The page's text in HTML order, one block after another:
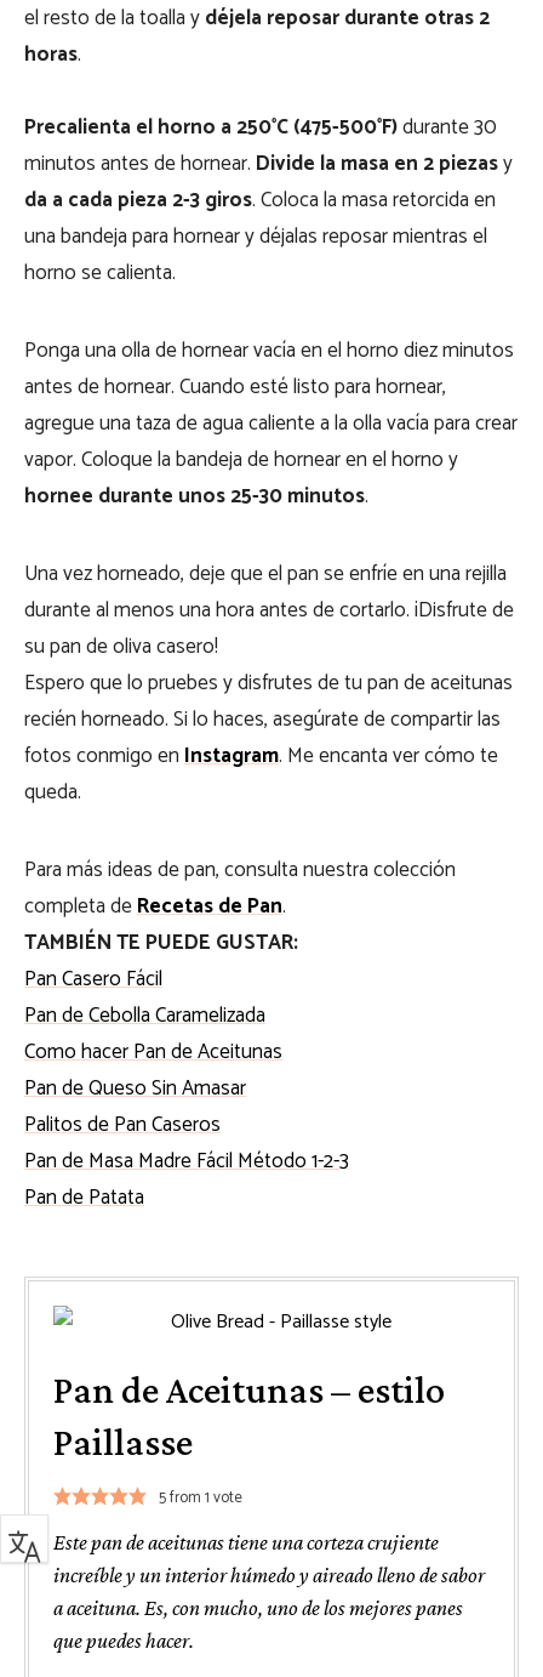
el resto de la toalla ydéjela reposar durante otras 2
horas.
Precalienta el horno a 250°C (475-500°F)durante 30
minutos antes de hornear. Divide la masa en 2 piezasy
da a cada pieza 2-3 giros. Coloca la masa retorcida en
una bandeja para hornear y déjalas reposar mientras el
horno se calienta.
Ponga una olla de hornear vacía en el horno diez minutos
antes de hornear. Cuando esté listo para hornear,
agregue una taza de agua caliente a la olla vacía para crear
vapor. Coloque la bandeja de hornear en el horno y
hornee durante unos 25-30 minutos.
Una vez horneado, deje que el pan se enfríe en una rejilla
durante al menos una hora antes de cortarlo. ¡Disfrute de
su pan de oliva casero!
Espero que lo pruebes y disfrutes de tu pan de aceitunas
recién horneado. Si lo haces, asegúrate de compartir las
fotos conmigo enInstagram. Me encanta ver cómo te
queda.
Para más ideas de pan, consulta nuestra colección
completa deRecetas de Pan.
TAMBIÉN TE PUEDE GUSTAR:
Pan Casero Fácil
Pan de Cebolla Caramelizada
Como hacer Pan de Aceitunas
Pan de Queso Sin Amasar
Palitos de Pan Caseros
Pan de Masa Madre Fácil Método 1-2-3
Pan de Patata
Pan de Aceitunas – estilo
Paillasse
5from 1 vote
Este pan de aceitunas tiene una corteza crujiente
increíble y un interior húmedo y aireado lleno de sabor
a aceituna. Es, con mucho, uno de los mejores panes
que puedes hacer.